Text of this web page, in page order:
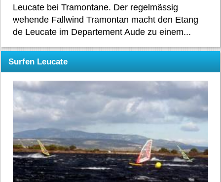
Leucate bei Tramontane. Der regelmässig
wehende Fallwind Tramontan macht den Etang
de Leucate im Departement Aude zu einem...
Surfen Leucate